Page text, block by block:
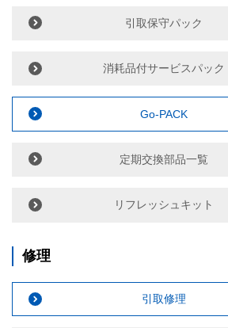
引取保守パック
消耗品付サービスパック
Go-PACK
定期交換部品一覧
リフレッシュキット
修理
引取修理